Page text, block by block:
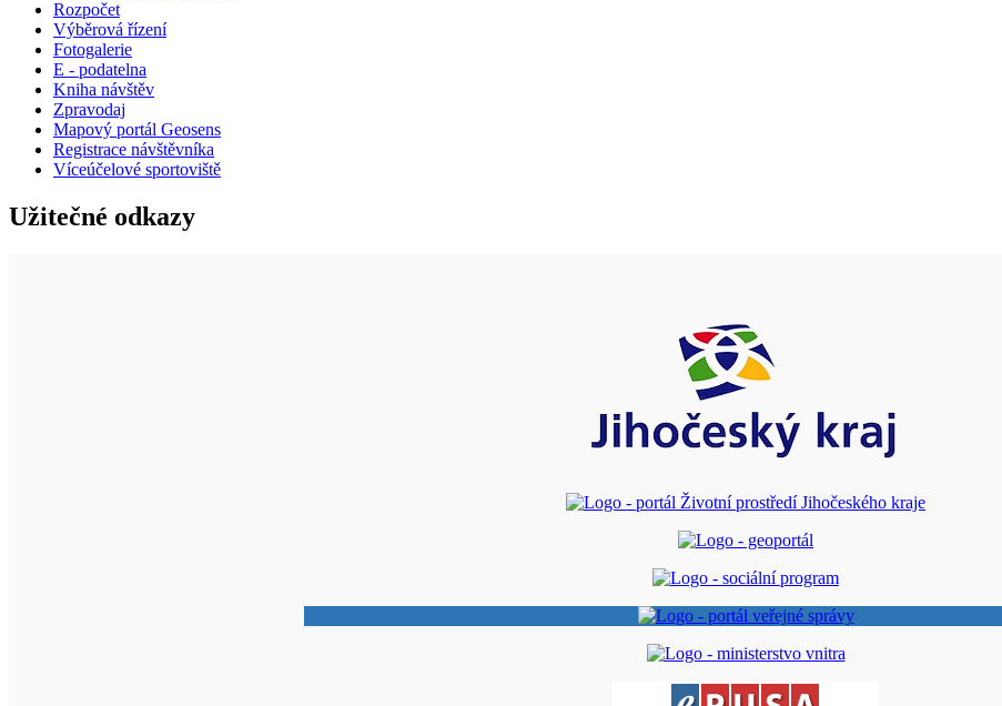
Rozpočet
Výběrová řízení
Fotogalerie
E - podatelna
Kniha návštěv
Zpravodaj
Mapový portál Geosens
Registrace návštěvníka
Víceúčelové sportoviště
Užitečné odkazy